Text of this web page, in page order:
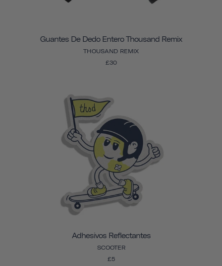
Guantes De Dedo Entero Thousand Remix
THOUSAND REMIX
£30
Adhesivos Reflectantes
SCOOTER
£5